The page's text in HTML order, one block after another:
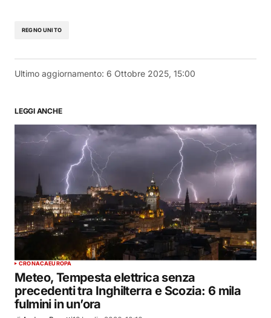
REGNO UNITO
Ultimo aggiornamento: 6 Ottobre 2025, 15:00
LEGGI ANCHE
CRONACAEUROPA
Meteo, Tempesta elettrica senza
precedenti tra Inghilterra e Scozia: 6 mila
fulmini in un’ora